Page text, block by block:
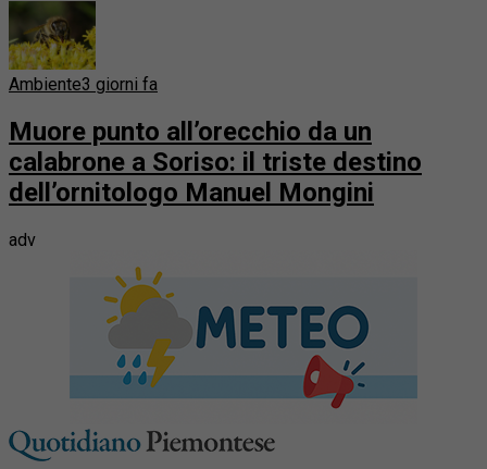
Ambiente3 giorni fa
Muore punto all’orecchio da un
calabrone a Soriso: il triste destino
dell’ornitologo Manuel Mongini
adv